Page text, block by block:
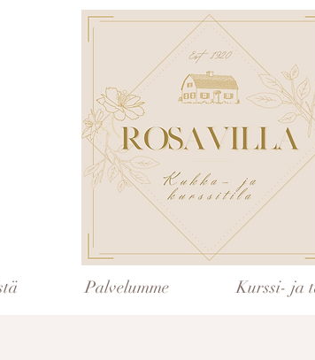
Palvelumme Kurssi- ja